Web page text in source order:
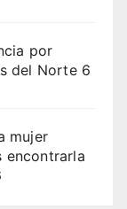
por
del Norte 6
mujer
encontrarla